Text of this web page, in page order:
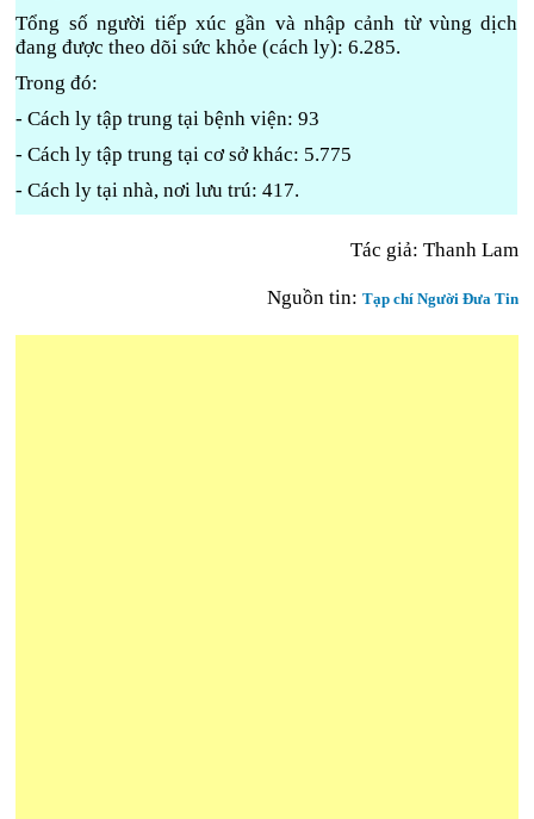
Tổng số người tiếp xúc gần và nhập cảnh từ vùng dịch
đang được theo dõi sức khỏe (cách ly): 6.285.
Trong đó:
- Cách ly tập trung tại bệnh viện: 93
- Cách ly tập trung tại cơ sở khác: 5.775
- Cách ly tại nhà, nơi lưu trú: 417.
Tác giả: Thanh Lam
Nguồn tin: Tạp chí Người Đưa Tin